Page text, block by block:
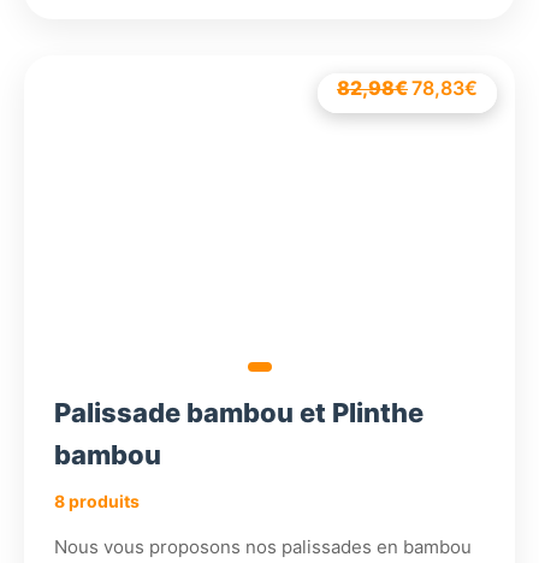
174,18€Le
prix
165,47€
prix
82,98€Le
prix
78,83€
prix
238,98€
6,74€
Palissade bambou et Plinthe
bambou
8 produits
Nous vous proposons nos palissades en bambou